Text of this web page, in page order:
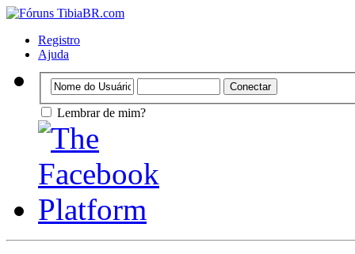
Registro
Ajuda
Lembrar de mim?